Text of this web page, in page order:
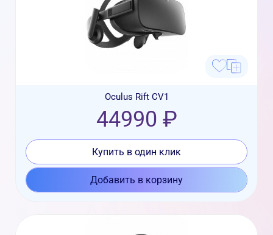
Oculus Rift CV1
44990 ₽
Купить в один клик
Добавить в корзину